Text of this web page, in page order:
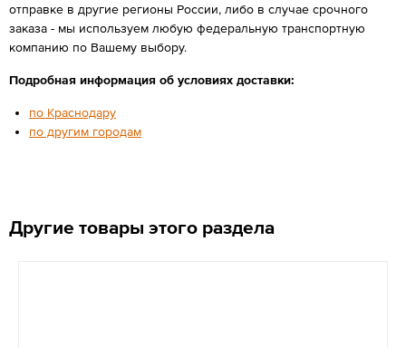
отправке в другие регионы России, либо в случае срочного
заказа - мы используем любую федеральную транспортную
компанию по Вашему выбору.
Подробная информация об условиях доставки:
по Краснодару
по другим городам
Другие товары этого раздела